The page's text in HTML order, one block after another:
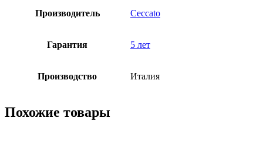
Производитель Ceccato
Гарантия 5 лет
Производство Италия
Похожие товары